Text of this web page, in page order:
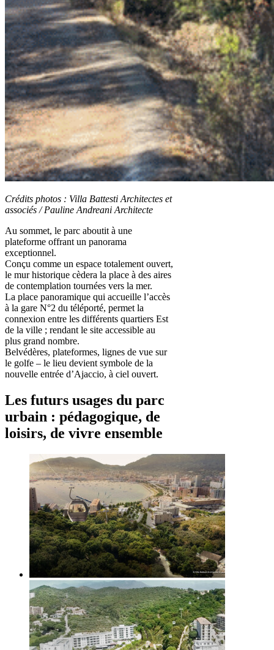
Crédits photos : Villa Battesti Architectes et
associés /Pauline Andreani Architecte
Au sommet, le parc aboutit à une
plateforme offrant un panorama
exceptionnel.
Conçu comme un espace totalement ouvert,
le mur historique cèdera la place à des aires
de contemplation tournées vers la mer.
La place panoramique qui accueille l’accès
à la gare N°2 du téléporté, permet la
connexion entre les différents quartiers Est
de la ville ; rendant le site accessible au
plus grand nombre.
Belvédères, plateformes, lignes de vue sur
le golfe – le lieu devient symbole de la
nouvelle entrée d’Ajaccio, à ciel ouvert.
Les futurs usages du parc
urbain : pédagogique, de
loisirs, de vivre ensemble